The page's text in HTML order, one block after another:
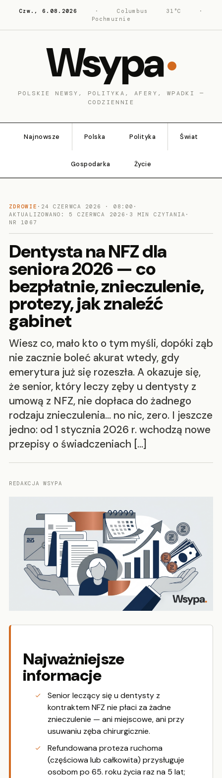
Czw., 6.08.2026 · Columbus 31°C
·
Pochmurnie
Wsypa
POLSKIE NEWSY, POLITYKA, AFERY, WPADKI —
CODZIENNIE
Najnowsze Polska Polityka Świat
Gospodarka Życie
ZDROWIE · 24 CZERWCA 2026 · 08:00 ·
AKTUALIZOWANO: 5 CZERWCA 2026 · 3 MIN CZYTANIA ·
NR 1067
Dentysta na NFZ dla
seniora 2026 — co
bezpłatnie, znieczulenie,
protezy, jak znaleźć
gabinet
Wiesz co, mało kto o tym myśli, dopóki ząb
nie zacznie boleć akurat wtedy, gdy
emerytura już się rozeszła. A okazuje się,
że senior, który leczy zęby u dentysty z
umową z NFZ, nie dopłaca do żadnego
rodzaju znieczulenia… no nic, zero. I jeszcze
jedno: od 1 stycznia 2026 r. wchodzą nowe
przepisy o świadczeniach […]
REDAKCJA WSYPA
Najważniejsze
informacje
Senior leczący się u dentysty z
kontraktem NFZ nie płaci za żadne
znieczulenie — ani miejscowe, ani przy
usuwaniu zęba chirurgicznie.
Refundowana proteza ruchoma
(częściowa lub całkowita) przysługuje
osobom po 65. roku życia raz na 5 lat;